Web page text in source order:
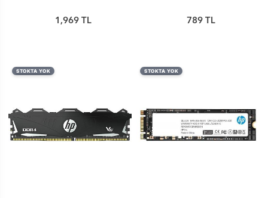
1,969 TL 789 TL
STOKTA YOK STOKTA YOK